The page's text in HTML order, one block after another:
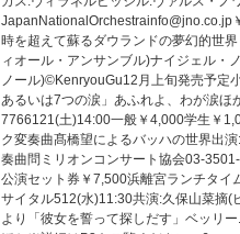
JapanNationalOrchestrainfo@jno.co.jp
時を超えて蘇るダウランドの夢幻的世
ィオール・アンサンブル)ナイジェル・
ノール)©KenryouGu12月上旬発売予定
あるいは7つの涙」あふれよ、わが涙ほ
7766121(土)14:00一般￥4,000学生￥
ク変奏曲髙橋望によるバッハの世界出
奏曲問ミリオンコンサート協会03-
公演セット券￥7,500浜離宮ランチタイ
サイタル512(水)11:30共演:久保山菜摘(
より「彼女を誓って探しだす」ベッリ